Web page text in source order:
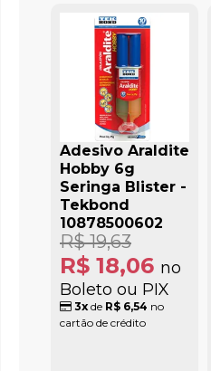
Adesivo Araldite
Hobby 6g
Seringa Blister -
Tekbond
10878500602
R$ 18,06 no
Boleto ou PIX
R$ 19,63
3x de R$ 6,54 no
cartão de crédito